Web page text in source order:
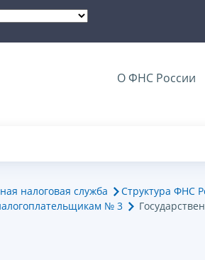
О ФНС России
налоговая служба Структура ФНС
№ 3